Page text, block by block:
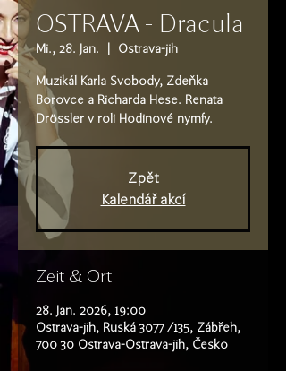
OSTRAVA - Dracula
Mi., 28. Jan. Ostrava-jih
Muzikál Karla Svobody, Zdeňka
Borovce a Richarda Hese. Renata
Drössler v roli Hodinové nymfy.
Zpět
Kalendář akcí
Zeit & Ort
28. Jan. 2026, 19:00
Ostrava-jih, Ruská 3077 /135, Zábřeh,
700 30 Ostrava-Ostrava-jih, Česko